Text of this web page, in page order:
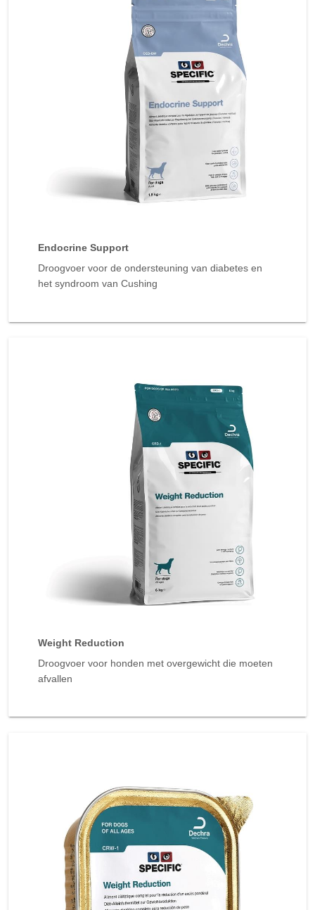
Endocrine Support
Droogvoer voor de ondersteuning van diabetes en
het syndroom van Cushing
Weight Reduction
Droogvoer voor honden met overgewicht die moeten
afvallen